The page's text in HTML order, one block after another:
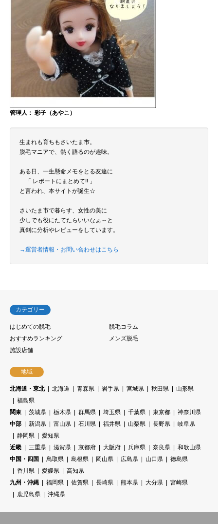
管理人： 彩子（あやこ）
生まれも育ちもさいたま市。
脱毛マニアで、熱く語るのが趣味。
ある日、一生懸命メモをとる友達に
「 レポートにまとめて!! 」
と言われ、本サイトが誕生☆
さいたま市で暮らす、女性の美に
少しでも役にたてたらいいなぁ～と
真剣に分析やレビューをしています。
→運営者情報・お問い合わせはこちら
カテゴリー
はじめての脱毛
脱毛コラム
おすすめランキング
メンズ脱毛
施設店舗
地域
北海道・東北 北海道 青森県 岩手県 宮城県 秋田県
山形県
福島県
関東
茨城県 栃木県 群馬県 埼玉県 千葉県 東京都
神奈川県
中部
新潟県 富山県 石川県 福井県 山梨県 長野県
岐阜県
静岡県
愛知県
近畿
三重県 滋賀県 京都府 大阪府 兵庫県 奈良県
和歌山県
中国・四国
鳥取県 島根県 岡山県 広島県 山口県
徳島県
香川県
愛媛県
高知県
九州・沖縄
福岡県 佐賀県 長崎県 熊本県 大分県
宮崎県
鹿児島県
沖縄県